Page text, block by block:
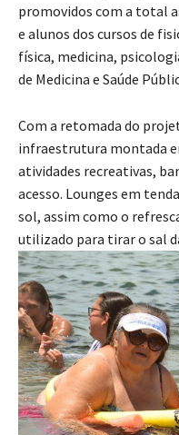
promovidos com a total
e alunos dos cursos de
física, medicina,
de Medicina e Saúde
Com a retomada do
infraestrutura montada
atividades recreativas,
acesso. Lounges em
sol, assim como o
utilizado para tirar o sal